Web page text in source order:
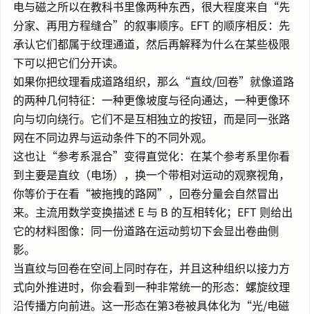
电与磁之所以在教科书里像两种东西，很大程度来自“先
分家、再用方程缝合”的叙事顺序。EFT 的顺序相反：先
承认它们都属于纹理通道，然后再解释为什么在某些极限
下可以把它们分开读。
如果你把纹理看成道路组织，那么“直纹/回卷”就像道路
的两种几何特征：一种更像坡度与径向通达，一种更像环
向与切向绕行。它们不是互相独立的按钮，而是同一张路
网在不同边界与运动条件下的不同外观。
这也让“参考系混合”变得直觉化：在某个参考系里你看
到主要是直纹（电场），换一个带相对运动的观察视角，
你等价于在看“被拖拽的路网”，回卷分量会自然冒出
来。主流用数学变换描述 E 与 B 的互相转化；EFT 则给出
它的材料图像：同一份道路在运动剪切下会显出卷曲侧
影。
当直纹与回卷在空间上同时存在，并且这种组织以接力方
式向外推进时，你会看到一种非常统一的形态：螺旋纹理
沿传播方向前进。这一形态在第3卷被具体化为“光/电磁